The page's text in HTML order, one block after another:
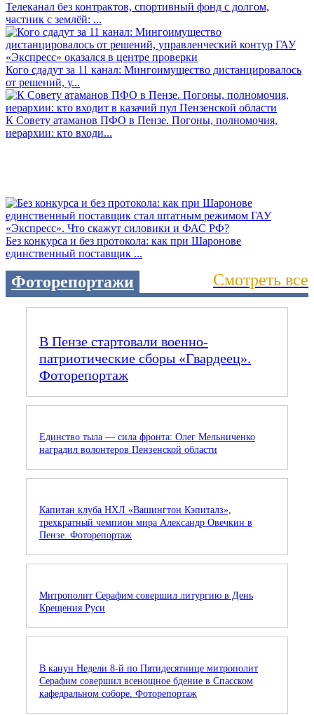
Телеканал без контрактов, спортивный фонд с долгом,
частник с землёй: ...
Кого сдадут за 11 канал: Мингоимущество дистанцировалось
от решений, у...
К Совету атаманов ПФО в Пензе. Погоны, полномочия,
иерархии: кто входи...
Без конкурса и без протокола: как при Шаронове
единственный поставщик ...
Фоторепортажи Смотреть все
В Пензе стартовали военно-
патриотические сборы «Гвардеец».
Фоторепортаж
Единство тыла — сила фронта: Олег Мельниченко
наградил волонтеров Пензенской области
Капитан клуба НХЛ «Вашингтон Кэпиталз»,
трехкратный чемпион мира Александр Овечкин в
Пензе. Фоторепортаж
Митрополит Серафим совершил литургию в День
Крещения Руси
В канун Недели 8-й по Пятидесятнице митрополит
Серафим совершил всенощное бдение в Спасском
кафедральном соборе. Фоторепортаж